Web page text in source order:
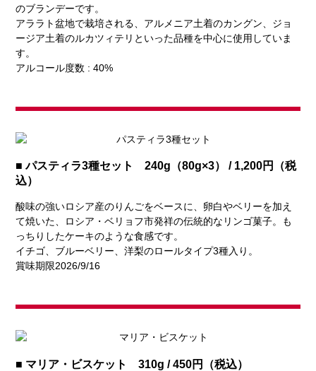
のブランデーです。
アララト盆地で栽培される、アルメニア土着のカングン、ジョ
ージア土着のルカツィテリといった品種を中心に使用していま
す。
アルコール度数 : 40%
■ パスティラ3種セット 240g（80g×3） / 1,200円（税
込）
酸味の強いロシア産のりんごをベースに、卵白やベリーを加え
て焼いた、ロシア・ベリョフ市発祥の伝統的なリンゴ菓子。も
っちりしたケーキのような食感です。
イチゴ、ブルーベリー、洋梨のロールタイプ3種入り。
賞味期限2026/9/16
■ マリア・ビスケット 310g / 450円（税込）